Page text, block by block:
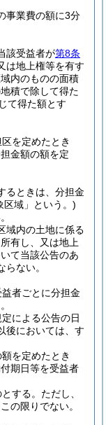
事業費の額に3分
該受益者が第8条
は地上権等を有す
内のものの面積
積で除して得た
て得た額とす
を定めたとき
金額の額を定
るときは、分担金
区域」という。)
域内の土地に係る
有し、又は地上
て当該公告のあ
ない。
者ごとに分担金
による公告の日
後においては、す
を定めたとき
期日等を受益者
する。 ただし、
の限りでない。